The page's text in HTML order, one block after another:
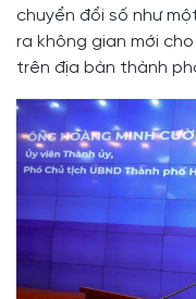
chuyển đổi số như
ra không gian mới
trên địa bàn thành